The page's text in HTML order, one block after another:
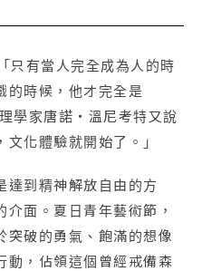
只有當人完全成為人的時
的時候，他才完全是
學家唐諾・溫尼考特又說
文化體驗就開始了。」
達到精神解放自由的方
面。夏日青年藝術節，
突破的勇氣、飽滿的想像
動，佔領這個曾經戒備森